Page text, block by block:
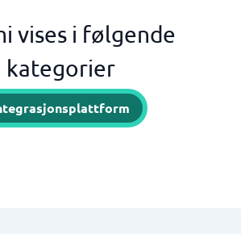
vises i følgende
kategorier